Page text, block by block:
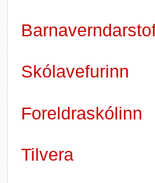
Skólavefurinn
Foreldraskólinn
Tilvera